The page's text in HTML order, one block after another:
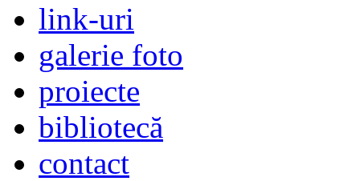
link-uri
galerie foto
proiecte
bibliotecă
contact